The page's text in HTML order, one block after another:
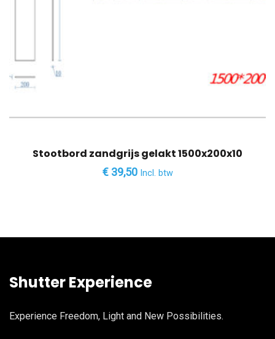
Stootbord zandgrijs gelakt 1500x200x10
€39,50 Incl. btw
Shutter Experience
Experience Freedom, Light and New Possibilities.